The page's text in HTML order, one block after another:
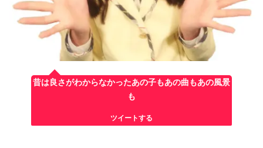
昔は良さがわからなかったあの子もあの曲もあの風景
も
ツイートする